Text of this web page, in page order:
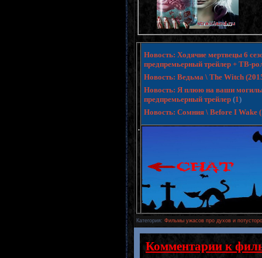
.
Новость: Ходячие мертвецы 6
предпремьерный трейлер + ТВ-
Новость: Ведьма \ The Witch
Новость: Я плюю на ваши
предпремьерный трейлер (1)
Новость: Сомния \ Before I Wake
Категория: Фильмы ужасов про духов и
Комментарии к